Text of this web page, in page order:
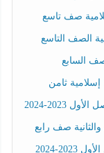
صف تاسع
السابع
2024
صف رابع
2024